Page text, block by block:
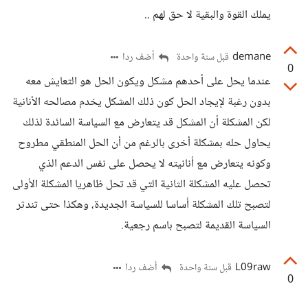
يملك القوة والبقية لا حق لهم ..
0
demane قبل سنة واحدة أضف ردا
عندما يحل على أحدهم مشكل ويكون الحل هو التعايش معه
بدون رغبة لإيجاد الحل كون ذلك المشكل يخدم مصالحه الأنانية
لكن المشكلة أن المشكل قد يتعارض مع السياسة السائدة لذلك
يحاول حله بمشكلة أخرى بالرغم من أن الحل المنطقي مطروح
وكونه يتعارض مع أنانيته لا يحصل على نفس الدعم الذي
تحصل عليه المشكلة الثانية التي قد تحل ظاهريا المشكلة الأولى
لتصبح تلك المشكلة أساسا للسياسة الجديدة، وهكذا حتى تندثر
السياسة القديمة لتصبح باسم رجعية.
0
L09raw قبل سنة واحدة أضف ردا